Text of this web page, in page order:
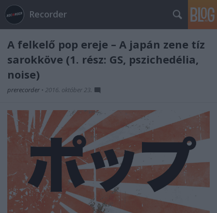
Recorder
A felkelő pop ereje – A japán zene tíz
sarokköve (1. rész: GS, pszichedélia,
noise)
prerecorder • 2016. október 23.